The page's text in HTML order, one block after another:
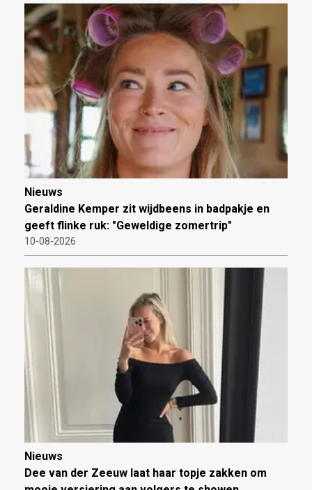
Nieuws
Geraldine Kemper zit wijdbeens in badpakje en
geeft flinke ruk: "Geweldige zomertrip"
10-08-2026
Nieuws
Dee van der Zeeuw laat haar topje zakken om